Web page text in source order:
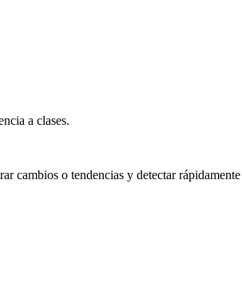
a clases.
cambios o tendencias y detectar